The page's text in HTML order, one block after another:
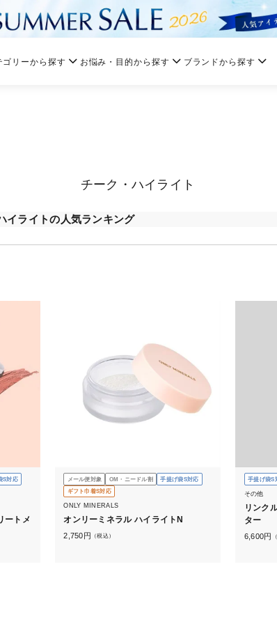
ゴリーから探す お悩み・目的から探す ブランドから探す
チーク・ハイライト
イライトの人気ランキング
S対応
ートメ
メール便対象 OM・ニードル割
手提げ袋S対応
ギフト巾着S対応
ONLY MINERALS
オンリーミネラル ハイライトN
2,750円 （税込）
手提げ袋S
その他
リンク
ター
6,600円